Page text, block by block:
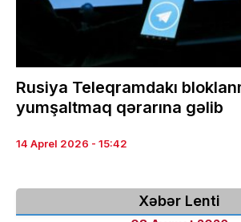
Rusiya Teleqramdakı
yumşaltmaq qərarına gəlib
14 Aprel 2026 - 15:42
Xəbər Lenti